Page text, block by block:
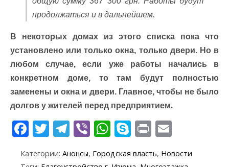
продолжаться и в дальнейшем.
В некоторых домах из этого списка пока что
установлено или только окна, только двери. Но в
любом случае, если уже работы начались в
конкретном доме, то там будут полностью
заменены и окна и двери. Главное, чтобы не было
долгов у жителей перед предприятием.
F
ac
e
T
w
itt
T
el
e
Vi
b
er
W
h
at
S
k
y
Pr
in
t ai
Категории: Анонсы, Городская власть, Новости